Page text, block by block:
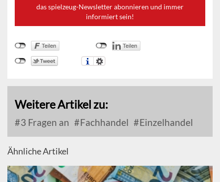
das spielzeug-Newsletter abonnieren und immer
informiert sein!
Weitere Artikel zu:
3 Fragen an Fachhandel Einzelhandel
Ähnliche Artikel